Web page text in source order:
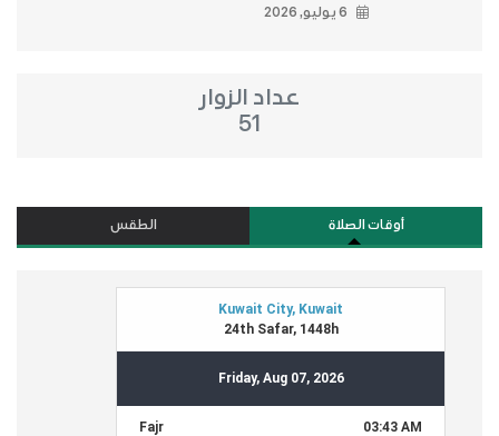
6 يوليو, 2026
عداد الزوار
51
أوقات الصلاة الطقس